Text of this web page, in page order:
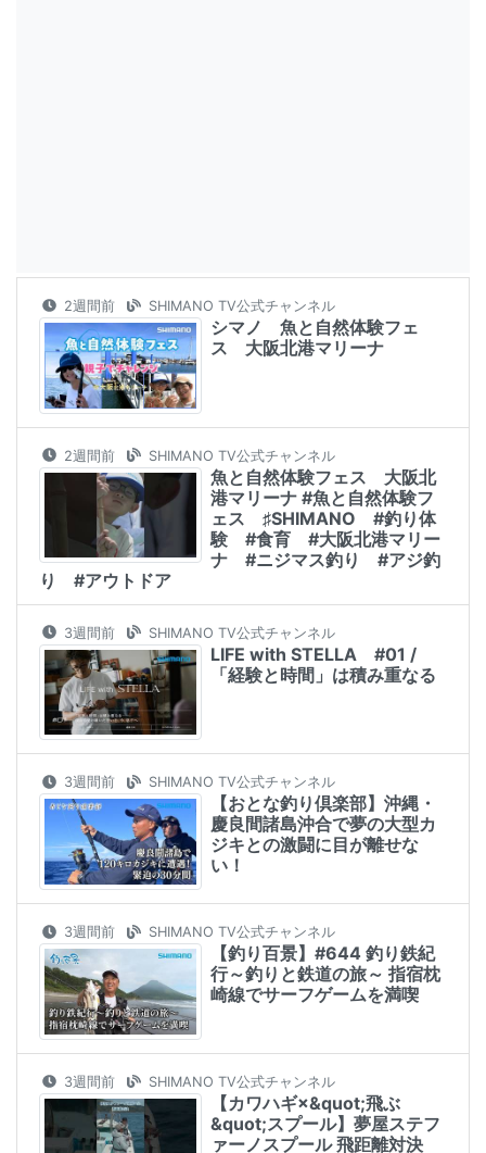
2週間前 SHIMANO TV公式チャンネル
シマノ 魚と自然体験フェ
ス 大阪北港マリーナ
2週間前 SHIMANO TV公式チャンネル
魚と自然体験フェス 大阪北
港マリーナ #魚と自然体験フ
ェス ♯SHIMANO #釣り体
験 #食育 #大阪北港マリー
ナ #ニジマス釣り #アジ釣
り #アウトドア
3週間前 SHIMANO TV公式チャンネル
LIFE with STELLA #01 /
「経験と時間」は積み重なる
3週間前 SHIMANO TV公式チャンネル
【おとな釣り倶楽部】沖縄・
慶良間諸島沖合で夢の大型カ
ジキとの激闘に目が離せな
い！
3週間前 SHIMANO TV公式チャンネル
【釣り百景】#644 釣り鉄紀
行～釣りと鉄道の旅～ 指宿枕
崎線でサーフゲームを満喫
3週間前 SHIMANO TV公式チャンネル
【カワハギ×&quot;飛ぶ
&quot;スプール】夢屋ステフ
ァーノスプール 飛距離対決